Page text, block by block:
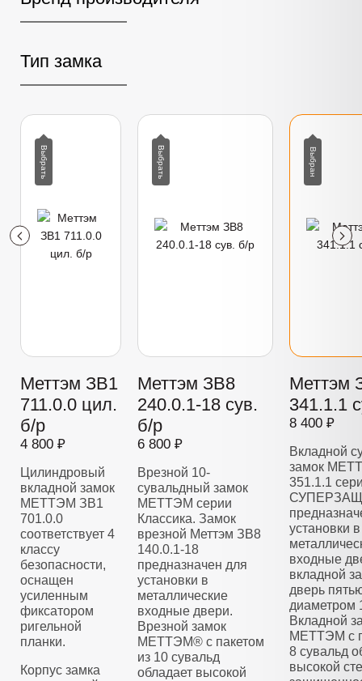
Тип замка
Меттэм ЗВ1
711.0.0 цил.
б/р
4 800 ₽
Цилиндровый
вкладной замок
МЕТТЭМ ЗВ1
701.0.0
соответствует 4
классу
безопасности,
оснащен
усиленным
фиксатором
ригельной
планки.
Корпус замка
Меттэм ЗВ8
240.0.1-18 сув.
б/р
6 800 ₽
Врезной 10-
сувальдный замок
МЕТТЭМ серии
Классика. Замок
врезной Меттэм ЗВ8
140.0.1-18
предназначен для
установки в
металлические
входные двери.
Врезной замок
МЕТТЭМ® с пакетом
из 10 сувальд
обладает высокой
Меттэм
341.1.1
8 400 ₽
Вкладной
замок
351.1.1
установки в
входные
вкладной
дверь
диаметром
Вкладной
МЕТТЭМ с
8 сувальд
высокой